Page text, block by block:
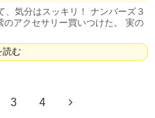
気分はスッキリ！ ナンバーズ３
アクセサリー買いつけた。 実の
読む
3 4